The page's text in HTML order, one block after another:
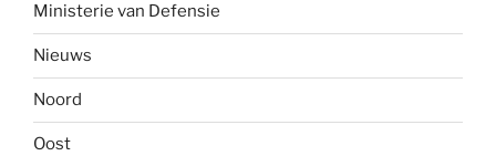
Ministerie van Defensie
Nieuws
Noord
Oost